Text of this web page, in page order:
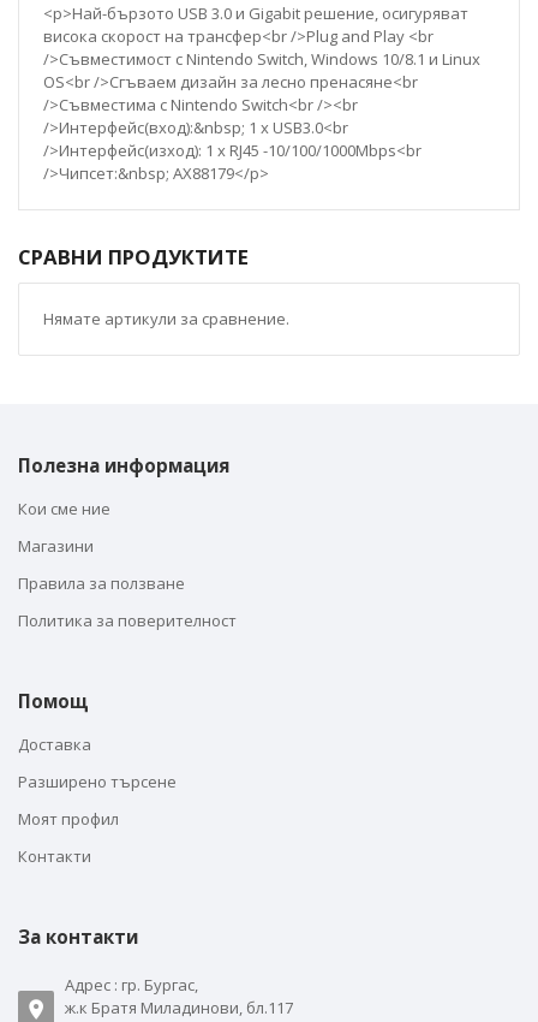
<p>Най-бързото USB 3.0 и Gigabit решение, осигуряват
висока скорост на трансфер<br />Plug and Play <br
/>Съвместимост с Nintendo Switch, Windows 10/8.1 и Linux
OS<br />Сгъваем дизайн за лесно пренасяне<br
/>Съвместима с Nintendo Switch<br /><br
/>Интерфейс(вход):&nbsp; 1 x USB3.0<br
/>Интерфейс(изход): 1 x RJ45 -10/100/1000Mbps<br
/>Чипсет:&nbsp; AX88179</p>
СРАВНИ ПРОДУКТИТЕ
Нямате артикули за сравнение.
Полезна информация
Кои сме ние
Магазини
Правила за ползване
Политика за поверителност
Помощ
Доставка
Разширено търсене
Моят профил
Контакти
За контакти
Адрес : гр. Бургас,
ж.к Братя Миладинови, бл.117